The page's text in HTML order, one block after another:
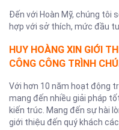
Đến với Hoàn Mỹ, chúng tôi
hợp với sở thích, mức đầu
HUY HOÀNG XIN GIỚI
CÔNG CÔNG TRÌNH
Với hơn 10 năm hoạt động
mang đến nhiều giải pháp
kiến trúc. Mang đến sự hài
giới thiệu đến quý khách